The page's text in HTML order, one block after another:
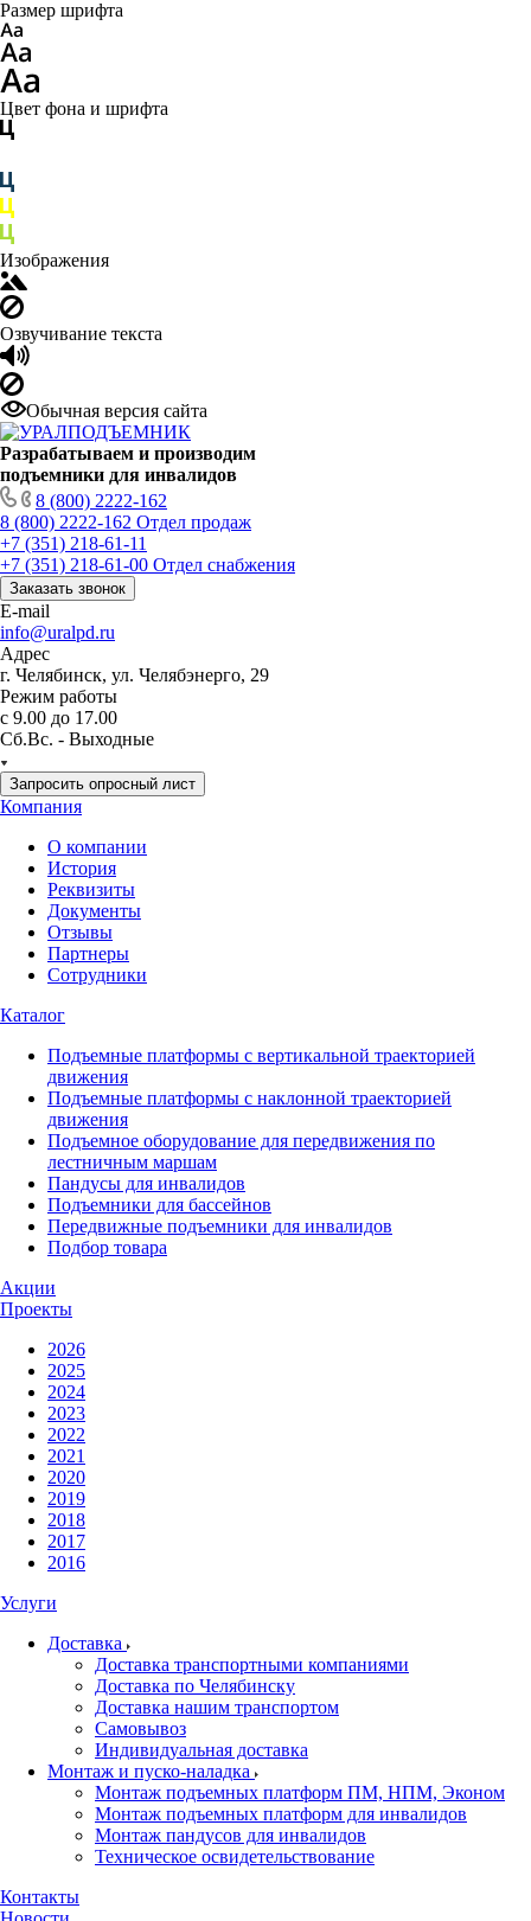
Размер шрифта
Цвет фона и шрифта
Изображения
Озвучивание текста
Обычная версия сайта
Разрабатываем и производим
подъемники для инвалидов
8 (800) 2222-162
8 (800) 2222-162 Отдел продаж
+7 (351) 218-61-11
+7 (351) 218-61-00 Отдел снабжения
Заказать звонок
E-mail
info@uralpd.ru
Адрес
г. Челябинск, ул. Челябэнерго, 29
Режим работы
с 9.00 до 17.00
Сб.Вс. - Выходные
Запросить опросный лист
Компания
О компании
История
Реквизиты
Документы
Отзывы
Партнеры
Сотрудники
Каталог
Подъемные платформы с вертикальной траекторией
движения
Подъемные платформы с наклонной траекторией
движения
Подъемное оборудование для передвижения по
лестничным маршам
Пандусы для инвалидов
Подъемники для бассейнов
Передвижные подъемники для инвалидов
Подбор товара
Акции
Проекты
2026
2025
2024
2023
2022
2021
2020
2019
2018
2017
2016
Услуги
Доставка
Доставка транспортными компаниями
Доставка по Челябинску
Доставка нашим транспортом
Самовывоз
Индивидуальная доставка
Монтаж и пуско-наладка
Монтаж подъемных платформ ПМ, НПМ, Эконом
Монтаж подъемных платформ для инвалидов
Монтаж пандусов для инвалидов
Техническое освидетельствование
Контакты